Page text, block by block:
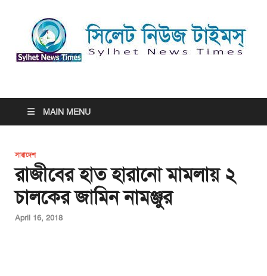
সিলেট নিউজ টাইমস্ | Sylhet
News Times
MAIN MENU
সারাদেশ
রাজীবের হাত হারানো মামলায় ২
চালকের জামিন নামঞ্জুর
April 16, 2018